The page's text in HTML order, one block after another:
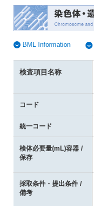
BML Information
検査項目名称
コード
統一コード
検体必要量(mL)容器 /
保存
採取条件・提出条件 /
備考